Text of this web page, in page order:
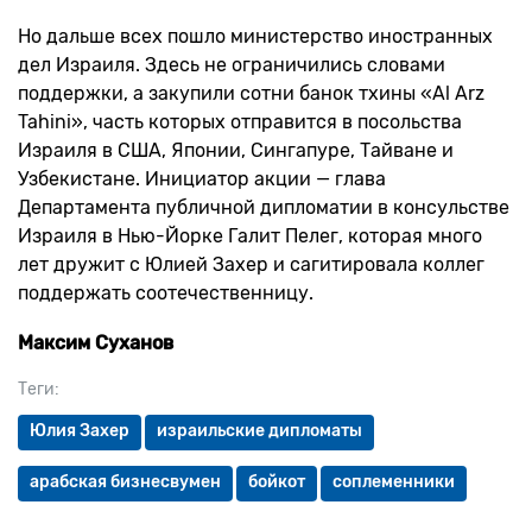
Теги:
Юлия Захер израильские дипломаты
арабская бизнесвумен бойкот соплеменники
Но дальше всех пошло министерство иностранных
дел Израиля. Здесь не ограничились словами
поддержки, а закупили сотни банок тхины «Al Arz
Tahini», часть которых отправится в посольства
Израиля в США, Японии, Сингапуре, Тайване и
Узбекистане. Инициатор акции — глава
Департамента публичной дипломатии в консульстве
Израиля в Нью-Йорке Галит Пелег, которая много
лет дружит с Юлией Захер и сагитировала коллег
поддержать соотечественницу.
Максим Суханов